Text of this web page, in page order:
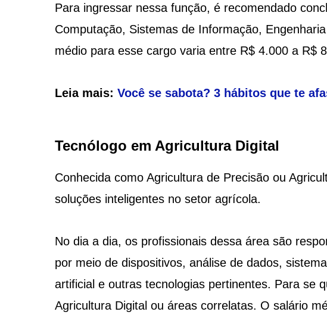
Para ingressar nessa função, é recomendado
Computação, Sistemas de Informação,
médio para esse cargo varia entre R$ 4.000 a R$
Leia mais: Você se sabota? 3 hábitos que te
Tecnólogo em Agricultura Digital
Conhecida como Agricultura de Precisão ou
soluções inteligentes no setor agrícola.
No dia a dia, os profissionais dessa área são
por meio de dispositivos, análise de dados,
artificial e outras tecnologias pertinentes. Para se
Agricultura Digital ou áreas correlatas. O salário